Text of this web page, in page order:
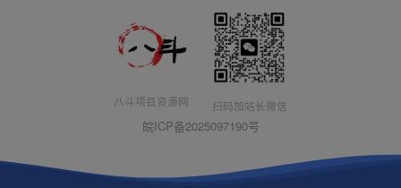
八斗项目资源网 扫码加站长微信
皖ICP备2025097190号